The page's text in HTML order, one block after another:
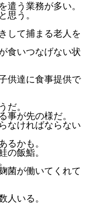
遣う業務が多い。
思う。
して捕まる老人を
食いつなげない状
供達に食事提供で
だ。
事が先の様だ。
なければならない
るかも。
の飯鮨。
菌が働いてくれて
人いる。